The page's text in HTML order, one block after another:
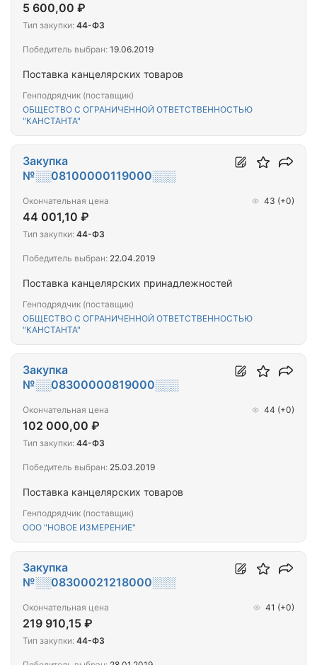
Поставка канцелярских товаров
Генподрядчик (поставщик)
ОБЩЕСТВО С ОГРАНИЧЕННОЙ ОТВЕТСТВЕННОСТЬЮ
"КАНСТАНТА"
5 600,00 ₽
Тип закупки: 44-ФЗ
Победитель выбран: 19.06.2019
Поставка канцелярских принадлежностей
Генподрядчик (поставщик)
ОБЩЕСТВО С ОГРАНИЧЕННОЙ ОТВЕТСТВЕННОСТЬЮ
"КАНСТАНТА"
Закупка
№░░08100000119000░░░
Окончательная цена
44 001,10 ₽
43 (+0)
Тип закупки: 44-ФЗ
Победитель выбран: 22.04.2019
Поставка канцелярских товаров
Генподрядчик (поставщик)
ООО "НОВОЕ ИЗМЕРЕНИЕ"
Закупка
№░░08300000819000░░░
Окончательная цена
102 000,00 ₽
44 (+0)
Тип закупки: 44-ФЗ
Победитель выбран: 25.03.2019
Закупка
№░░08300021218000░░░
Окончательная цена
219 910,15 ₽
41 (+0)
Тип закупки: 44-ФЗ